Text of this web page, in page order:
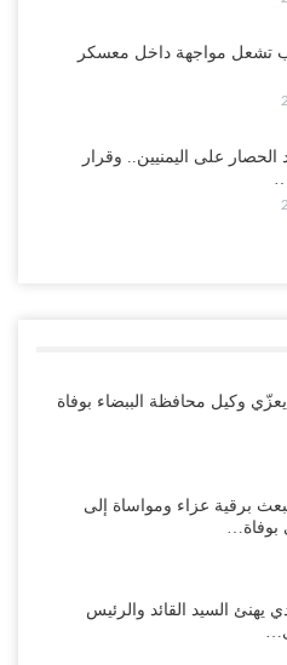
قبلية مع فصائل سعودية
تصدير النفط..!
الزبيدي.. القبائل تستنفر و”درع
معسكر التحالف… والإصلاح يصعّد
“لا توجد شحنة…
تشعل مواجهة داخل معسكر
الحصار على اليمنيين.. وقرار
يعزّي وكيل محافظة الببضاء بوفاة
برقية عزاء ومواساة إلى
بوفاة…
يهنئ السيد القائد والرئيس